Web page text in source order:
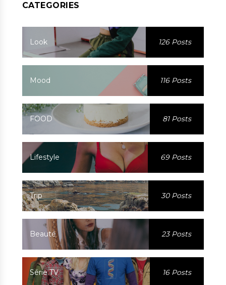
CATEGORIES
Look 126 Posts
Mood 116 Posts
FOOD 81 Posts
Lifestyle 69 Posts
Trip 30 Posts
Beauté 23 Posts
Série TV 16 Posts